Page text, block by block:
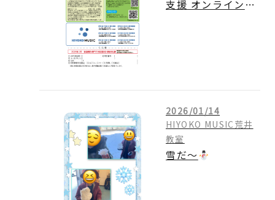
支援 オンライン講
2026/01/14
HIYOKO MUSIC荒井
教室
雪だ～